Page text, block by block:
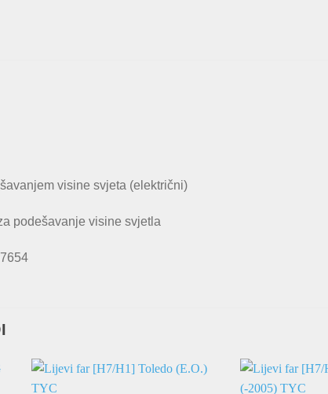
visine svjeta (električni)
podešavanje visine svjetla